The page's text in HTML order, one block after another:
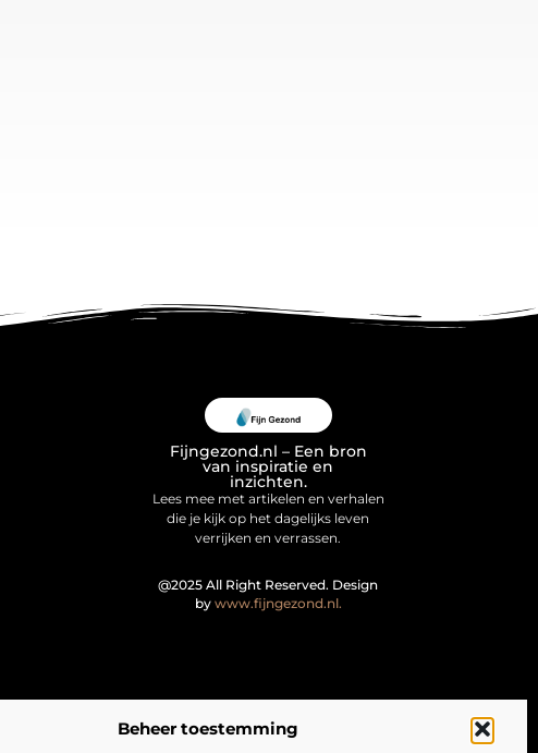
Beheer toestemming
Fijngezond.nl – Een bron
van inspiratie en
inzichten.
Lees mee met artikelen en verhalen
die je kijk op het dagelijks leven
verrijken en verrassen.
@2025 All Right Reserved. Design
by www.fijngezond.nl.